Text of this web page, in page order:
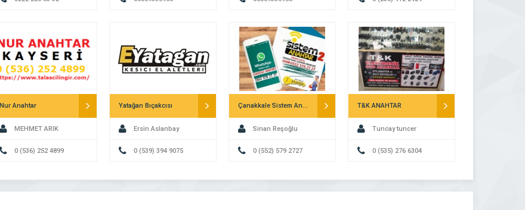
Nur Anahtar
MEHMET ARIK
0 (536) 252 4899
Yatağan Bıçakcısı
Ersin Aslanbay
0 (539) 394 9075
Çanakkale Sistem Anahtar
Sinan Reşoğlu
0 (552) 579 2727
T&K ANAHTAR
Tuncay tuncer
0 (535) 276 6304